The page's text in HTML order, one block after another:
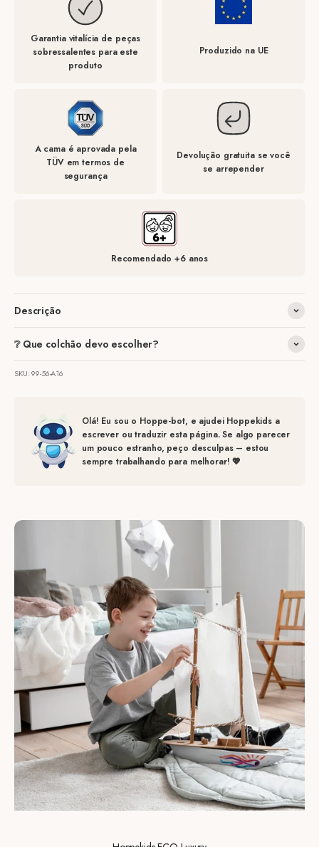
Garantia vitalícia de peças
sobressalentes para este
produto
Produzido na UE
A cama é aprovada pela
TÜV em termos de
segurança
Devolução gratuita se você
se arrepender
Recomendado +6 anos
Descrição
❔ Que colchão devo escolher?
SKU: 99-56-A16
Olá! Eu sou o Hoppe-bot, e ajudei Hoppekids a
escrever ou traduzir esta página. Se algo parecer
um pouco estranho, peço desculpas – estou
sempre trabalhando para melhorar! 💖